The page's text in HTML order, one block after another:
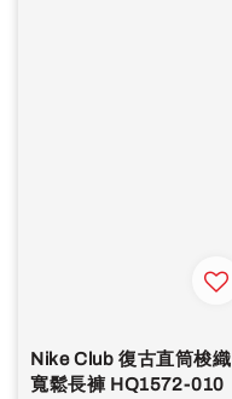
Nike Club 復古直筒梭織
寬鬆長褲 HQ1572-010